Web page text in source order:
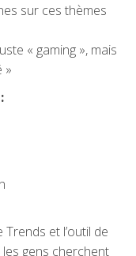
sur ces thèmes
« gaming », mais
»
et l’outil de
gens cherchent